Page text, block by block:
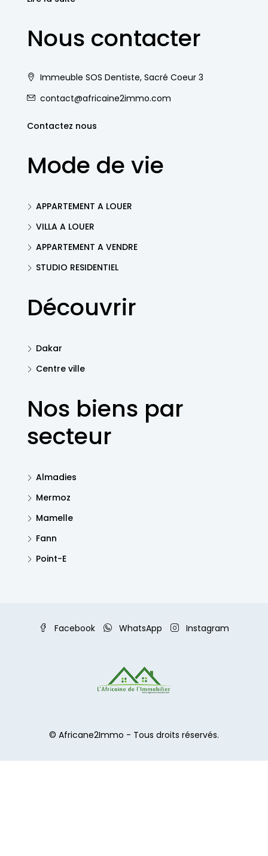
Nous contacter
Immeuble SOS Dentiste, Sacré Coeur 3
contact@africaine2immo.com
Contactez nous
Mode de vie
APPARTEMENT A LOUER
VILLA A LOUER
APPARTEMENT A VENDRE
STUDIO RESIDENTIEL
Découvrir
Dakar
Centre ville
Nos biens par
secteur
Almadies
Mermoz
Mamelle
Fann
Point-E
Facebook WhatsApp Instagram
© Africane2Immo - Tous droits réservés.